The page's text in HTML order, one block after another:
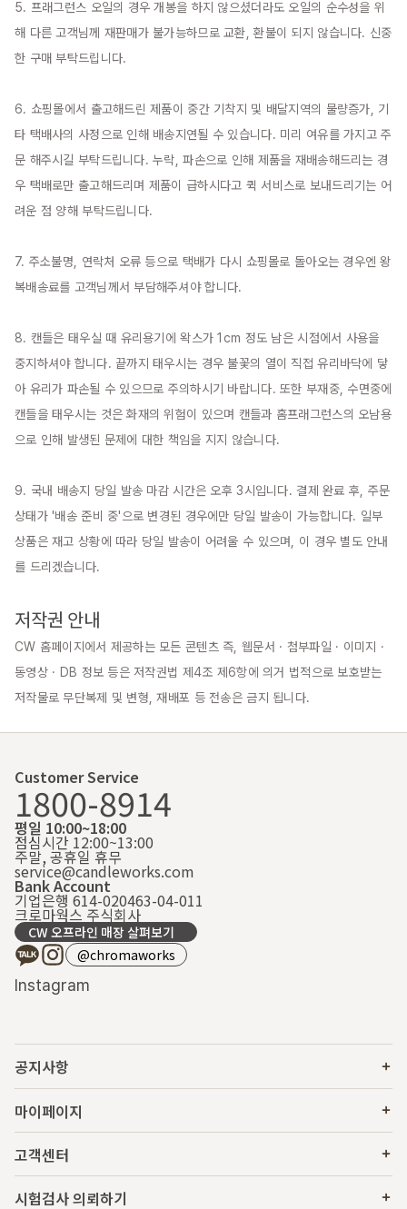
5. 프래그런스 오일의 경우 개봉을 하지 않으셨더라도 오일의 순수성을 위
해 다른 고객님께 재판매가 불가능하므로 교환, 환불이 되지 않습니다. 신중
한 구매 부탁드립니다.
6. 쇼핑몰에서 출고해드린 제품이 중간 기착지 및 배달지역의 물량증가, 기
타 택배사의 사정으로 인해 배송지연될 수 있습니다. 미리 여유를 가지고 주
문 해주시길 부탁드립니다. 누락, 파손으로 인해 제품을 재배송해드리는 경
우 택배로만 출고해드리며 제품이 급하시다고 퀵 서비스로 보내드리기는 어
려운 점 양해 부탁드립니다.
7. 주소불명, 연락처 오류 등으로 택배가 다시 쇼핑몰로 돌아오는 경우엔 왕
복배송료를 고객님께서 부담해주셔야 합니다.
8. 캔들은 태우실 때 유리용기에 왁스가 1cm 정도 남은 시점에서 사용을
중지하셔야 합니다. 끝까지 태우시는 경우 불꽃의 열이 직접 유리바닥에 닿
아 유리가 파손될 수 있으므로 주의하시기 바랍니다. 또한 부재중, 수면중에
캔들을 태우시는 것은 화재의 위험이 있으며 캔들과 홈프래그런스의 오남용
으로 인해 발생된 문제에 대한 책임을 지지 않습니다.
9. 국내 배송지 당일 발송 마감 시간은 오후 3시입니다. 결제 완료 후, 주문
상태가 '배송 준비 중'으로 변경된 경우에만 당일 발송이 가능합니다. 일부
상품은 재고 상황에 따라 당일 발송이 어려울 수 있으며, 이 경우 별도 안내
를 드리겠습니다.
저작권 안내
CW 홈페이지에서 제공하는 모든 콘텐츠 즉, 웹문서 · 첨부파일 · 이미지 ·
동영상 · DB 정보 등은 저작권법 제4조 제6항에 의거 법적으로 보호받는
저작물로 무단복제 및 변형, 재배포 등 전송은 금지 됩니다.
Customer Service
1800-8914
평일 10:00~18:00
점심시간 12:00~13:00
주말, 공휴일 휴무
service@candleworks.com
Bank Account
기업은행 614-020463-04-011
크로마웍스 주식회사
CW 오프라인 매장 살펴보기
@chromaworks
Instagram
공지사항
마이페이지
고객센터
시험검사 의뢰하기